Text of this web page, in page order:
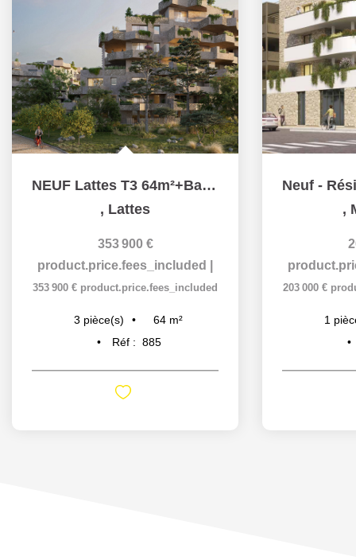
NEUF Lattes T3 64m²+Balcon 18m²+¨Parking
, Lattes
353 900 €
product.price.fees_included
353 900 € product.price.fees_included
3 pièce(s) 64 m²
Réf : 885
,
203 000 €
1